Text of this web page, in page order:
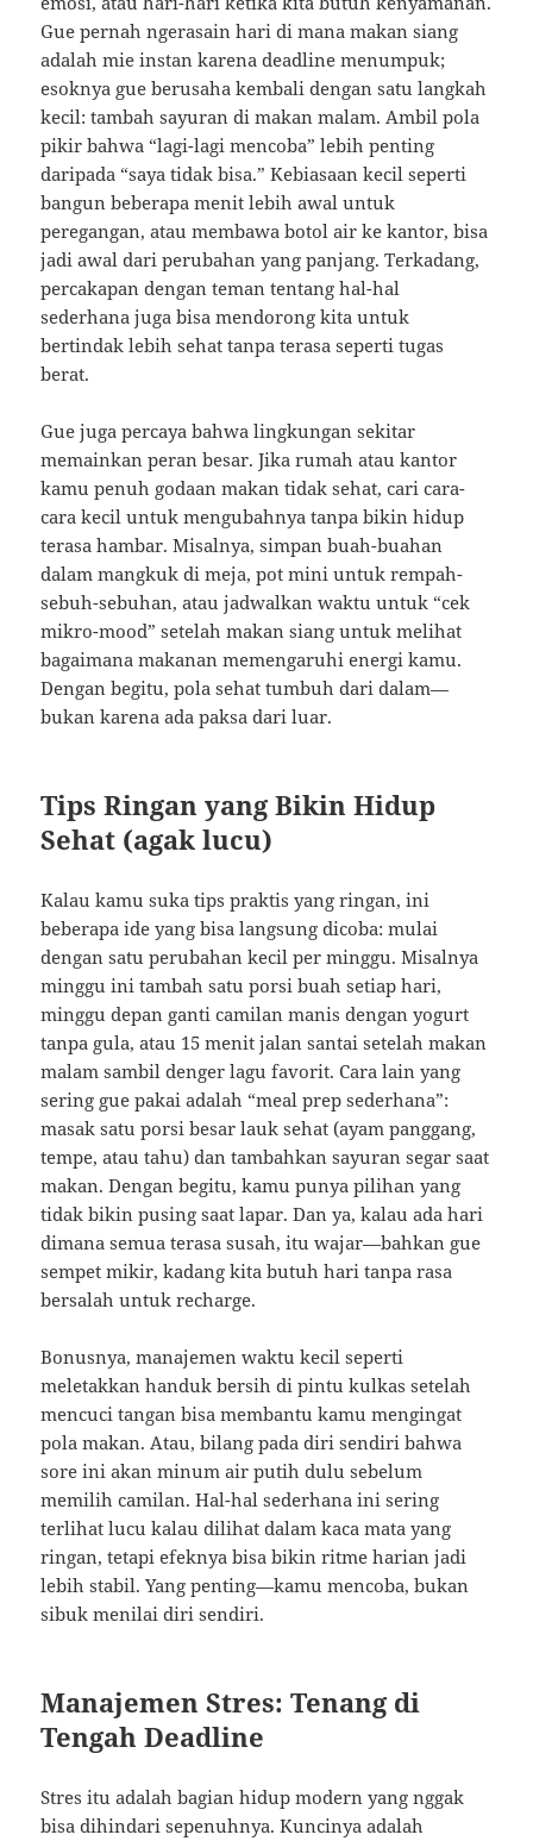
Gue pernah ngerasain hari di mana makan siang
adalah mie instan karena deadline menumpuk;
esoknya gue berusaha kembali dengan satu langkah
kecil: tambah sayuran di makan malam. Ambil pola
pikir bahwa “lagi-lagi mencoba” lebih penting
daripada “saya tidak bisa.” Kebiasaan kecil seperti
bangun beberapa menit lebih awal untuk
peregangan, atau membawa botol air ke kantor, bisa
jadi awal dari perubahan yang panjang. Terkadang,
percakapan dengan teman tentang hal-hal
sederhana juga bisa mendorong kita untuk
bertindak lebih sehat tanpa terasa seperti tugas
berat.
Gue juga percaya bahwa lingkungan sekitar
memainkan peran besar. Jika rumah atau kantor
kamu penuh godaan makan tidak sehat, cari cara-
cara kecil untuk mengubahnya tanpa bikin hidup
terasa hambar. Misalnya, simpan buah-buahan
dalam mangkuk di meja, pot mini untuk rempah-
sebuh-sebuhan, atau jadwalkan waktu untuk “cek
mikro-mood” setelah makan siang untuk melihat
bagaimana makanan memengaruhi energi kamu.
Dengan begitu, pola sehat tumbuh dari dalam—
bukan karena ada paksa dari luar.
Tips Ringan yang Bikin Hidup
Sehat (agak lucu)
Kalau kamu suka tips praktis yang ringan, ini
beberapa ide yang bisa langsung dicoba: mulai
dengan satu perubahan kecil per minggu. Misalnya
minggu ini tambah satu porsi buah setiap hari,
minggu depan ganti camilan manis dengan yogurt
tanpa gula, atau 15 menit jalan santai setelah makan
malam sambil denger lagu favorit. Cara lain yang
sering gue pakai adalah “meal prep sederhana”:
masak satu porsi besar lauk sehat (ayam panggang,
tempe, atau tahu) dan tambahkan sayuran segar saat
makan. Dengan begitu, kamu punya pilihan yang
tidak bikin pusing saat lapar. Dan ya, kalau ada hari
dimana semua terasa susah, itu wajar—bahkan gue
sempet mikir, kadang kita butuh hari tanpa rasa
bersalah untuk recharge.
Bonusnya, manajemen waktu kecil seperti
meletakkan handuk bersih di pintu kulkas setelah
mencuci tangan bisa membantu kamu mengingat
pola makan. Atau, bilang pada diri sendiri bahwa
sore ini akan minum air putih dulu sebelum
memilih camilan. Hal-hal sederhana ini sering
terlihat lucu kalau dilihat dalam kaca mata yang
ringan, tetapi efeknya bisa bikin ritme harian jadi
lebih stabil. Yang penting—kamu mencoba, bukan
sibuk menilai diri sendiri.
Manajemen Stres: Tenang di
Tengah Deadline
Stres itu adalah bagian hidup modern yang nggak
bisa dihindari sepenuhnya. Kuncinya adalah